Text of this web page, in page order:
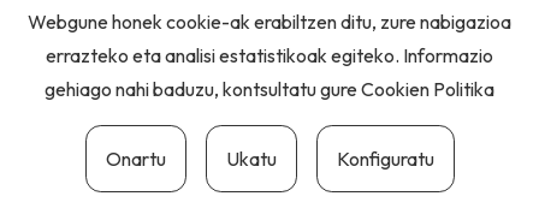
Webgune honek cookie-ak erabiltzen ditu, zure nabigazioa
errazteko eta analisi estatistikoak egiteko. Informazio
gehiago nahi baduzu, kontsultatu gureCookien Politika
Onartu Ukatu Konfiguratu